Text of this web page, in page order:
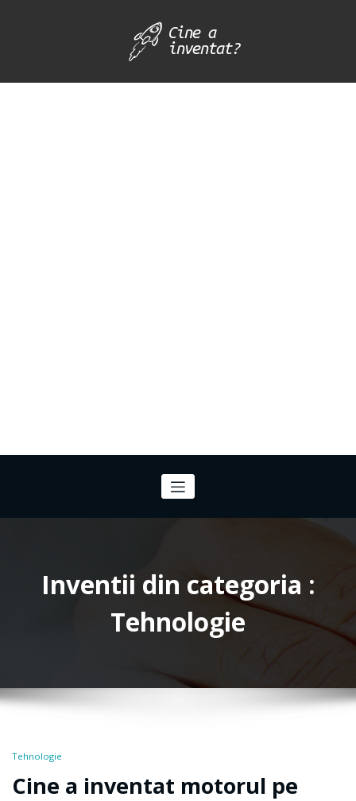
Inventii din categoria :
Tehnologie
Tehnologie
Cine a inventat motorul pe